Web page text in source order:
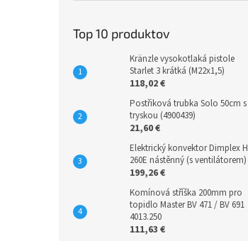
Top 10 produktov
Kränzle vysokotlaká pistole
Starlet 3 krátká (M22x1,5)
118,02 €
Postřiková trubka Solo 50cm s
tryskou (4900439)
21,60 €
Elektrický konvektor Dimplex H
260E nástěnný (s ventilátorem)
199,26 €
Komínová stříška 200mm pro
topidlo Master BV 471 / BV 691
4013.250
111,63 €